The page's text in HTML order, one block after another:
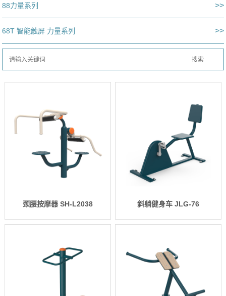
88力量系列 >>
68T 智能触屏 力量系列 >>
颈腰按摩器 SH-L2038 斜躺健身车 JLG-76